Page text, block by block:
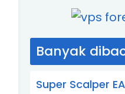
Banyak
Super Scalper EA